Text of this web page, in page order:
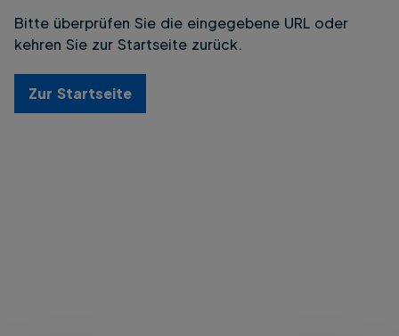
Bitte überprüfen Sie die eingegebene URL oder
kehren Sie zur Startseite zurück.
Zur Startseite